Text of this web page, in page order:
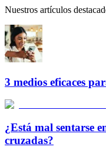
Nuestros artículos
3 medios eficaces
¿Está mal sentarse
cruzadas?